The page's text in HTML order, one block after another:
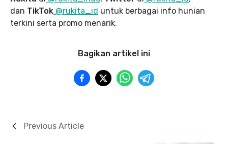
dan TikTok @rukita_id untuk berbagai info hunian
terkini serta promo menarik.
Bagikan artikel ini
Previous Article